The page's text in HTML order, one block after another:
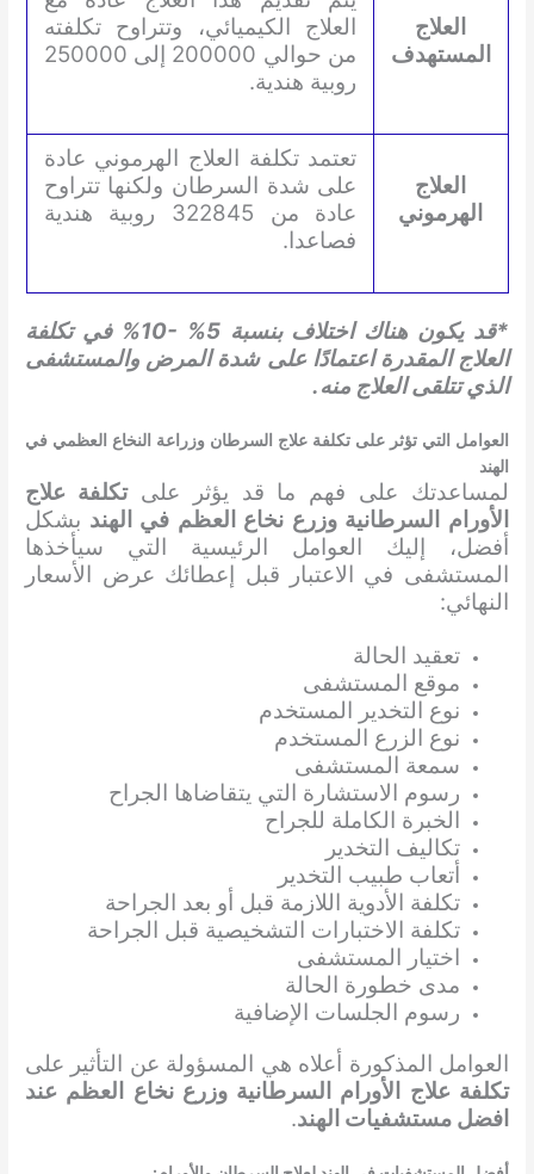
العلاج
المستهدف
العلاج الكيميائي، وتتراوح تكلفته
من حوالي 200000 إلى 250000
روبية هندية.
العلاج
الهرموني
تعتمد تكلفة العلاج الهرموني عادة
على شدة السرطان ولكنها تتراوح
عادة من 322845 روبية هندية
فصاعدا.
*قد يكون هناك اختلاف بنسبة 5% -10% في تكلفة
العلاج المقدرة اعتمادًا على شدة المرض والمستشفى
الذي تتلقى العلاج منه.
العوامل التي تؤثر على تكلفة علاج السرطان وزراعة النخاع العظمي في
الهند
لمساعدتك على فهم ما قد يؤثر علىتكلفة علاج
الأورام السرطانية وزرع نخاع العظم في الهند بشكل
أفضل، إليك العوامل الرئيسية التي سيأخذها
المستشفى في الاعتبار قبل إعطائك عرض الأسعار
النهائي:
تعقيد الحالة
موقع المستشفى
نوع التخدير المستخدم
نوع الزرع المستخدم
سمعة المستشفى
رسوم الاستشارة التي يتقاضاها الجراح
الخبرة الكاملة للجراح
تكاليف التخدير
أتعاب طبيب التخدير
تكلفة الأدوية اللازمة قبل أو بعد الجراحة
تكلفة الاختبارات التشخيصية قبل الجراحة
اختيار المستشفى
مدى خطورة الحالة
رسوم الجلسات الإضافية
العوامل المذكورة أعلاه هي المسؤولة عن التأثير على
تكلفة علاج الأورام السرطانية وزرع نخاع العظم عند
افضل مستشفيات الهند.